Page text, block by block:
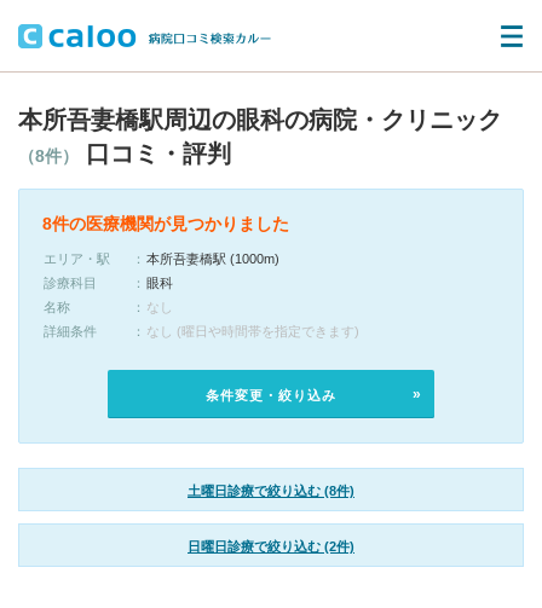
本所吾妻橋駅周辺の眼科の病院・クリニック
（8件） 口コミ・評判
8件の医療機関が見つかりました
エリア・駅
本所吾妻橋駅 (1000m)
診療科目
眼科
名称
なし
詳細条件
なし (曜日や時間帯を指定できます)
条件変更・絞り込み
土曜日診療で絞り込む (8件)
日曜日診療で絞り込む (2件)